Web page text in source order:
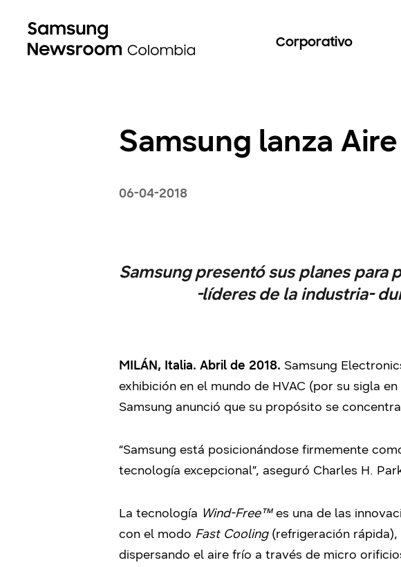
Corporativo
Samsung lanza
06-04-2018
Samsung presentó sus planes para
-líderes de la industria-
MILÁN, Italia. Abril de 2018. Samsung
exhibición en el mundo de HVAC (por su sigla
Samsung anunció que su propósito se
“Samsung está posicionándose firmemente
tecnología excepcional”, aseguró Charles H.
La tecnología Wind-Free™es una de las
con el modo Fast Cooling(refrigeración rápida),
dispersando el aire frío a través de micro